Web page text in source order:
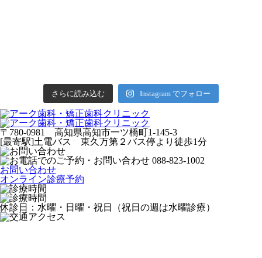
さらに読み込む Instagram でフォロー
〒780-0981 高知県高知市一ツ橋町1-145-3
[最寄駅]土電バス 東久万第２バス停より徒歩1分
お問い合わせ
オンライン診療予約
休診日：水曜・日曜・祝日（祝日の週は水曜診療）